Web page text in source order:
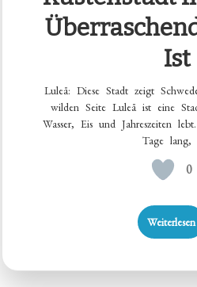
Ist
Luleå: Diese Stadt zeigt
wilden Seite Luleå ist eine
Wasser, Eis und Jahreszeiten
Tage
0
Weiterlesen